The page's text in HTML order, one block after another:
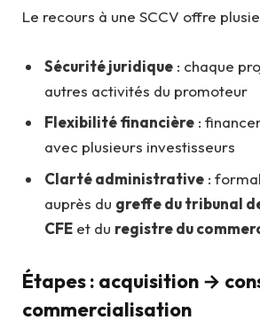
Le recours à une SCCV offre
Sécurité juridique : chaque
autres activités du promoteur
Flexibilité financière :
avec plusieurs investisseurs
Clarté administrative :
auprès du greffe du tribunal
CFE et du registre du
Étapes : acquisition →
commercialisation